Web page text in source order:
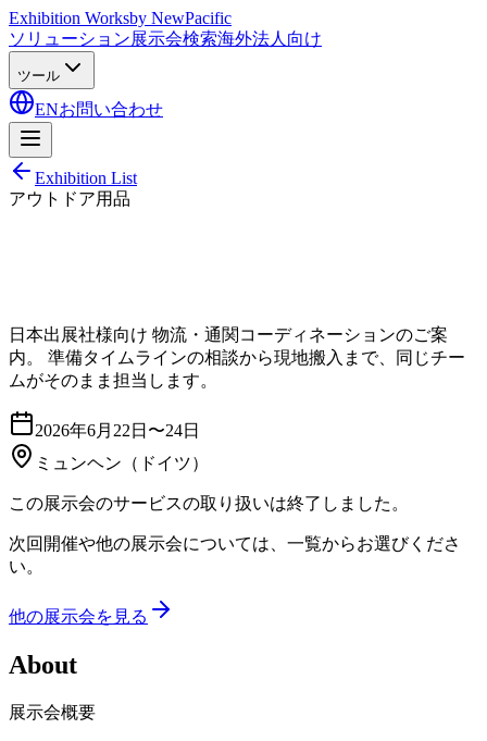
Exhibition Worksby NewPacific
ソリューション展示会検索海外法人向け
ツール
ENお問い合わせ
Exhibition List
アウトドア用品
日本出展社様向け 物流・通関コーディネーションのご案
内。 準備タイムラインの相談から現地搬入まで、同じチー
ムがそのまま担当します。
2026年6月22日〜24日
ミュンヘン （ドイツ）
この展示会のサービスの取り扱いは終了しました。
次回開催や他の展示会については、一覧からお選びくださ
い。
他の展示会を見る
About
展示会概要